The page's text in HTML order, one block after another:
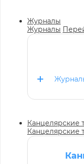
Журналы
Журналы
Канцелярские
Канцелярские